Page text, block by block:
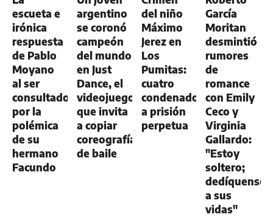
escueta e
irónica
respuesta
de Pablo
Moyano
al ser
consultado
por la
polémica
de su
hermano
Facundo
argentino
se coronó
campeón
del mundo
en Just
Dance, el
videojuego
que invita
a copiar
coreografías
de baile
del niño
Máximo
Jerez en
Los
Pumitas:
cuatro
condenados
a prisión
perpetua
García
Moritan
desmintió
rumores
de
romance
con Emily
Ceco y
Virginia
Gallardo:
"Estoy
soltero;
dedíquense
a sus
vidas"